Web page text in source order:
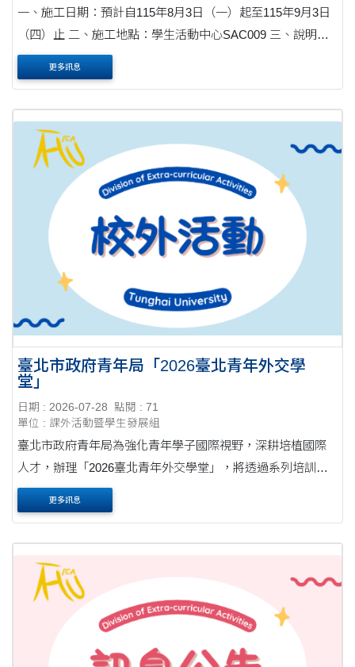
一、施工日期：預計自115年8月3日（一）起至115年9月3日
（四）止 二、施工地點：學生活動中心SAC009 三、說明：
為提升學生社團活動空間品質，本組將辦理學生活動中心
SAC009空間活化改善工程，將原社團辦公室改....
更多訊息
臺北市政府青年局「2026臺北青年外交學
堂」
日期 : 2026-07-28
點閱 : 71
單位 : 課外活動暨學生發展組
臺北市政府青年局為強化青年學子國際視野，深耕培植國際
人才，辦理「2026臺北青年外交學堂」，將透過系列培訓課
程及成果發表會，引導青年深入理解國際情勢發展與外交運
作脈絡。培訓課程自115年9月1日起至115年10月15....
更多訊息